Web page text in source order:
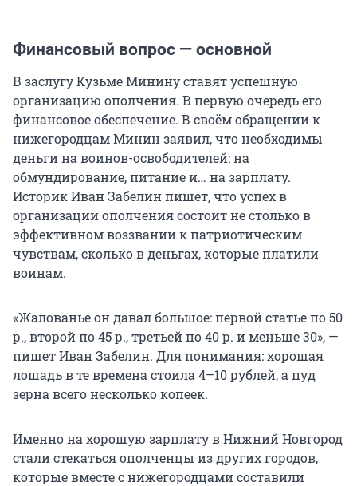
Финансовый вопрос — основной
В заслугу Кузьме Минину ставят успешную
организацию ополчения. В первую очередь его
финансовое обеспечение. В своём обращении к
нижегородцам Минин заявил, что необходимы
деньги на воинов-освободителей: на
обмундирование, питание и… на зарплату.
Историк Иван Забелин пишет, что успех в
организации ополчения состоит не столько в
эффективном воззвании к патриотическим
чувствам, сколько в деньгах, которые платили
воинам.
«Жалованье он давал большое: первой статье по 50
р., второй по 45 р., третьей по 40 р. и меньше 30», —
пишет Иван Забелин. Для понимания: хорошая
лошадь в те времена стоила 4–10 рублей, а пуд
зерна всего несколько копеек.
Именно на хорошую зарплату в Нижний Новгород
стали стекаться ополченцы из других городов,
которые вместе с нижегородцами составили